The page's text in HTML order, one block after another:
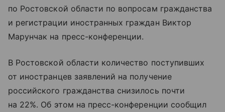
по Ростовской области по вопросам гражданства
и регистрации иностранных граждан Виктор
Марунчак на пресс-конференции.
В Ростовской области количество поступивших
от иностранцев заявлений на получение
российского гражданства снизилось почти
на 22%. Об этом на пресс-конференции сообщил